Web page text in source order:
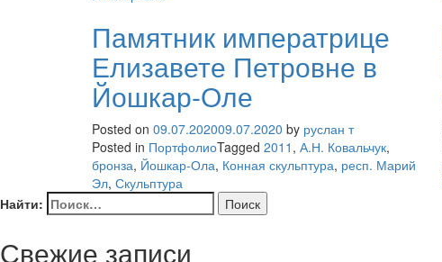
Памятник императрице
Елизавете Петровне в
Йошкар-Оле
Posted on 09.07.202009.07.2020 by руслан т
Posted in ПортфолиоTagged 2011 , А.Н. Ковальчук,
бронза, Йошкар-Ола, Конная скульптура, респ. Марий
Эл, Скульптура
Найти:
Свежие записи